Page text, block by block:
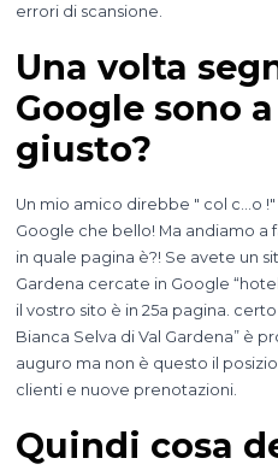
errori di scansione.
Una volta
Google sono
giusto?
Un mio amico direbbe " col c…o
Google che bello! Ma andiamo a
in quale pagina è?! Se avete un
Gardena cercate in Google
il vostro sito è in 25a pagina.
Bianca Selva di Val Gardena” è
auguro ma non è questo il
clienti e nuove prenotazioni.
Quindi cosa